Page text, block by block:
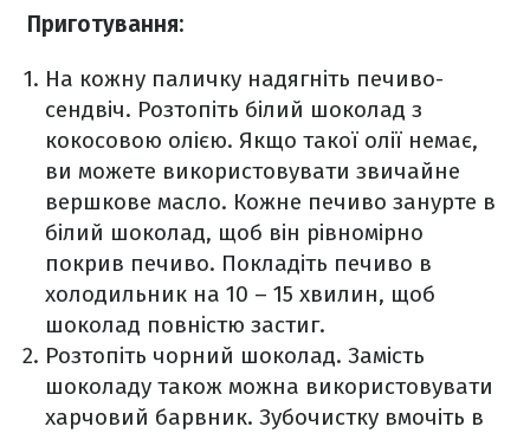
Приготування:
На кожну паличку надягніть печиво-
сендвіч. Розтопіть білий шоколад з
кокосовою олією. Якщо такої олії немає,
ви можете використовувати звичайне
вершкове масло. Кожне печиво занурте в
білий шоколад, щоб він рівномірно
покрив печиво. Покладіть печиво в
холодильник на 10 – 15 хвилин, щоб
шоколад повністю застиг.
Розтопіть чорний шоколад. Замість
шоколаду також можна використовувати
харчовий барвник. Зубочистку вмочіть в